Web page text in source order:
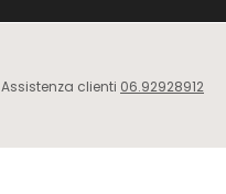
Assistenza clienti 06.92928912